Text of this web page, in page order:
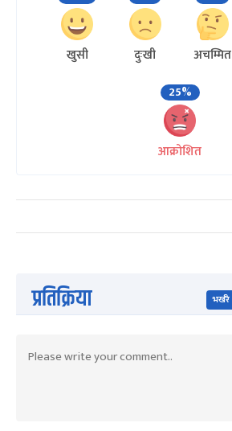
खुसी दुःखी अचम्मित
25%
आक्रोशित
प्रतिक्रिया भर्खरै